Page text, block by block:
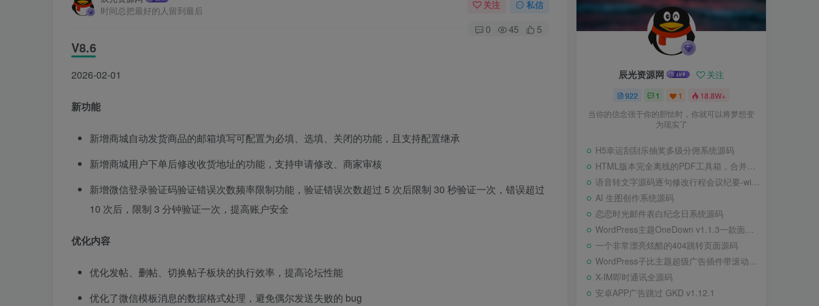
时间总把最好的人留到最后
关注 私信
0 45 5
V8.6
2026-02-01
新功能
新增商城自动发货商品的邮箱填写可配置为必填、选填、关闭的功能，且支持配置继承
新增商城用户下单后修改收货地址的功能，支持申请修改、商家审核
新增微信登录验证码验证错误次数频率限制功能，验证错误次数超过 5 次后限制 30 秒验证一次，错误超过
10 次后，限制 3 分钟验证一次，提高账户安全
优化内容
优化发帖、删帖、切换帖子板块的执行效率，提高论坛性能
优化了微信模板消息的数据格式处理，避免偶尔发送失败的 bug
辰光资源网 关注
922 1 1 18.8W+
当你的信念强于你的胆怯时，你就可以将梦想变
为现实了
H5幸运刮刮乐抽奖多级分佣系统源码
HTML版本完全离线的PDF工具箱，合并、拆分、旋转、删除、PDF转图片、图片转PDF
语音转文字源码逐句修改行程会议纪要-wisper版本
AI 生图创作系统源码
恋恋时光邮件表白纪念日系统源码
WordPress主题OneDown v1.1.3一款面向个人站长的资源下载、技术教程、内容资讯类站点的 WordPress 主题
一个非常漂亮炫酷的404跳转页面源码
WordPress子比主题超级广告插件带滚动公告
X-IM即时通讯全源码
安卓APP广告跳过 GKD v1.12.1